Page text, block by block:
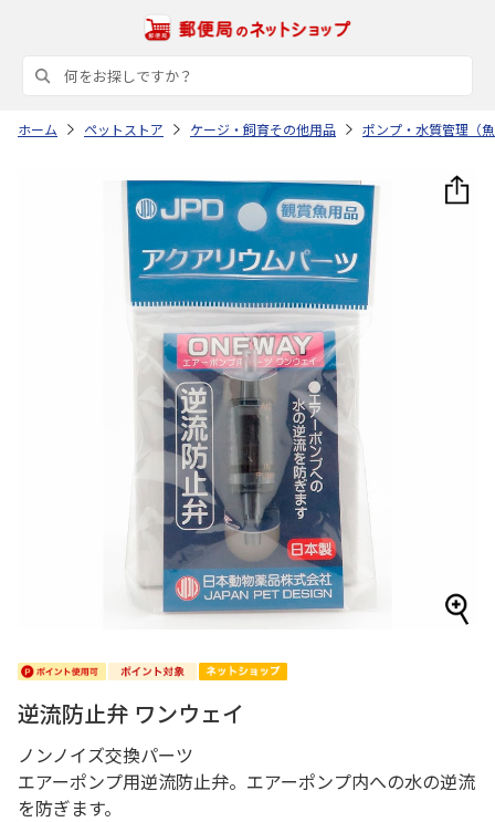
ホーム ペットストア ケージ・飼育その他用品 ポンプ・水質管理（
逆流防止弁 ワンウェイ
ノンノイズ交換パーツ
エアーポンプ用逆流防止弁。エアーポンプ内への水の逆流
を防ぎます。